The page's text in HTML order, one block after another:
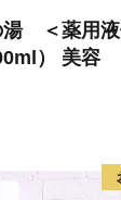
湯 ＜薬用
） 美容